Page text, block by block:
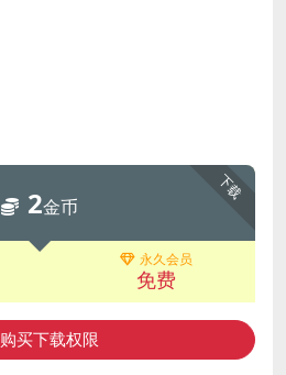
下载
2金币
永久会员
免费
购买下载权限